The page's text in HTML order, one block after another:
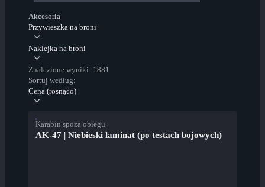
Akcesoria
Przywieszka na broni
Naklejka na broni
Znalezione wyniki: 1881
Sortuj według:
Cena (rosnąco)
Karabin spoza obiegu
AK-47 | Niebieski laminat (po testach bojowych)